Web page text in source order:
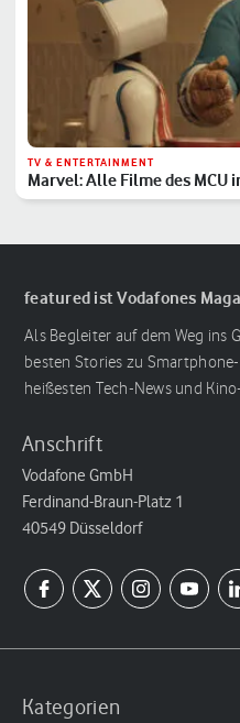
TV & ENTERTAINMENT
Marvel: Alle Filme des MCU
Reihenfolge
featured ist Vodafones
Als Begleiter auf dem Weg ins
besten Stories zu
heißesten Tech-News und
Anschrift
Vodafone GmbH
Ferdinand-Braun-Platz 1
40549 Düsseldorf
Kategorien